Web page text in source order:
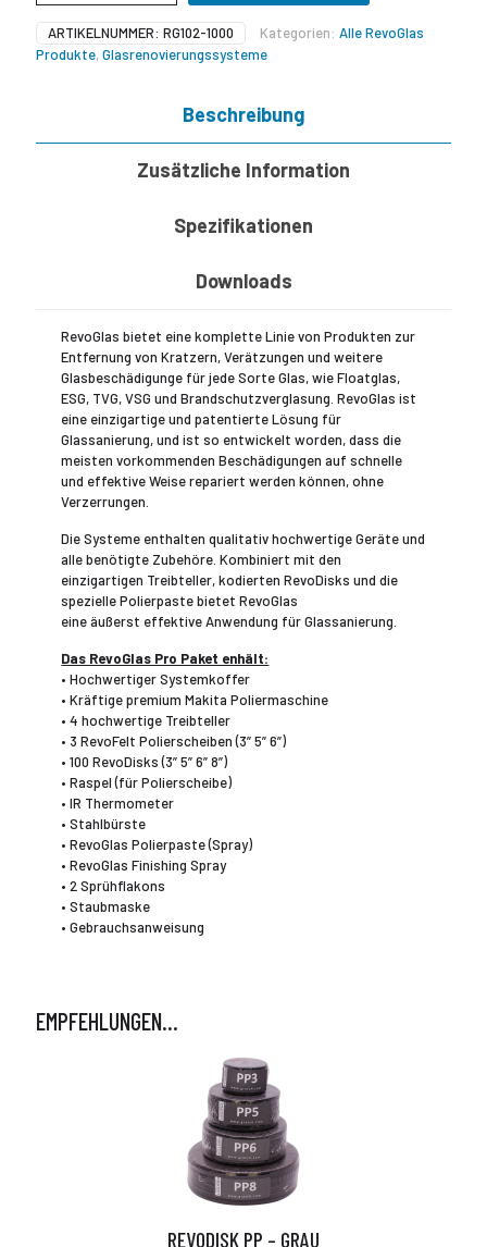
Menge
ARTIKELNUMMER: RG102-1000 Kategorien: Alle RevoGlas
Produkte,Glasrenovierungssysteme
Beschreibung
Zusätzliche Information
Spezifikationen
Downloads
RevoGlas bietet eine komplette Linie von Produkten zur
Entfernung von Kratzern, Verätzungen und weitere
Glasbeschädigunge für jede Sorte Glas, wie Floatglas,
ESG, TVG, VSG und Brandschutzverglasung. RevoGlas ist
eine einzigartige und patentierte Lösung für
Glassanierung, und ist so entwickelt worden, dass die
meisten vorkommenden Beschädigungen auf schnelle
und effektive Weise repariert werden können, ohne
Verzerrungen.
Die Systeme enthalten qualitativ hochwertige Geräte und
alle benötigte Zubehöre. Kombiniert mit den
einzigartigen Treibteller, kodierten RevoDisks und die
spezielle Polierpaste bietet RevoGlas
eine äußerst effektive Anwendung für Glassanierung.
Das RevoGlas Pro Paket enhält:
• Hochwertiger Systemkoffer
• Kräftige premium Makita Poliermaschine
• 4 hochwertige Treibteller
• 3 RevoFelt Polierscheiben (3” 5” 6”)
• 100 RevoDisks (3” 5” 6” 8”)
• Raspel (für Polierscheibe)
• IR Thermometer
• Stahlbürste
• RevoGlas Polierpaste (Spray)
• RevoGlas Finishing Spray
• 2 Sprühflakons
• Staubmaske
• Gebrauchsanweisung
EMPFEHLUNGEN…
REVODISK PP – GRAU